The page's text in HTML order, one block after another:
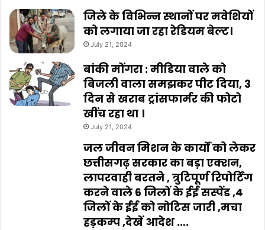
जिले के विभिन्न स्थानों पर मवेशियों
को लगाया जा रहा रेडियम बेल्ट।
July 21, 2024
बांकी मोंगरा : मीडिया वाले को
बिजली वाला समझकर पीट दिया, 3
दिन से खराब ट्रांसफार्मर की फोटो
खींच रहा था ।
July 21, 2024
जल जीवन मिशन के कार्यों को लेकर
छत्तीसगढ़ सरकार का बड़ा एक्शन,
लापरवाही बरतने , त्रुटिपूर्ण रिपोर्टिंग
करने वाले 6 जिलों के ईई सस्पेंड ,4
जिलों के ईई को नोटिस जारी ,मचा
हड़कम्प ,देखें आदेश ….